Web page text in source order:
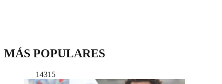
MÁS POPULARES
14315